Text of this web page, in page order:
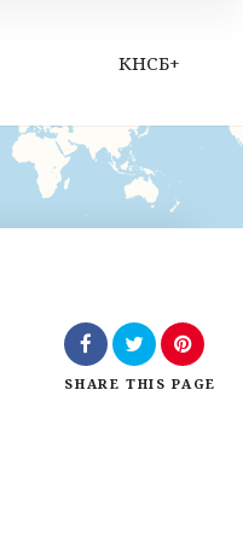
КНСБ+
SHARE THIS PAGE